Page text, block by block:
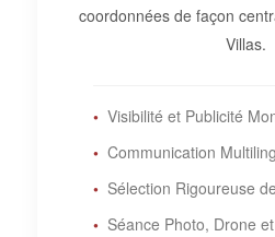
coordonnées de façon
Villas.
Visibilité et Publicité
Communication
Sélection Rigoureuse
Séance Photo, Drone